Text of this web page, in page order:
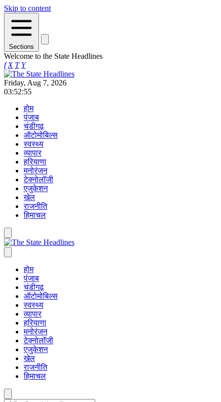
Skip to content
Sections
Welcome to the State Headlines
f X T Y
Friday, Aug 7, 2026
03:52:55
होम
पंजाब
चंडीगढ़
ऑटोमोबिल्स
स्वस्थ्य
व्यापार
हरियाणा
मनोरंजन
टेक्नोलॉजी
एजुकेशन
खेल
राजनीति
हिमाचल
होम
पंजाब
चंडीगढ़
ऑटोमोबिल्स
स्वस्थ्य
व्यापार
हरियाणा
मनोरंजन
टेक्नोलॉजी
एजुकेशन
खेल
राजनीति
हिमाचल